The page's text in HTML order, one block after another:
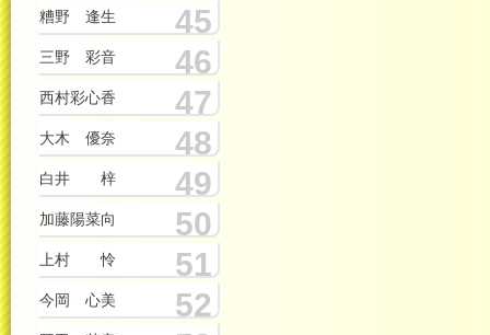
糟野 逢生 45
三野 彩音 46
西村彩心香 47
大木 優奈 48
白井 梓 49
加藤陽菜向 50
上村 怜 51
今岡 心美 52